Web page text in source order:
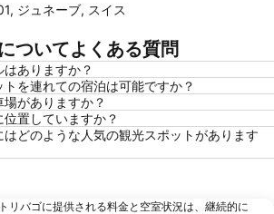
Jonction
Annecy cinéma italien
Sous-Gare - Ouchy
Promenade des Bastions
Maison du Parc du Haut-Jura
Les Jardins Secrets
ジュネーブ, スイス
ついてよくある質問
ありますか？
を連れての宿泊は可能ですか？
がありますか？
置していますか？
どのような人気の観光スポットがあります
リバゴに提供される料金と空室状況は、継続的に